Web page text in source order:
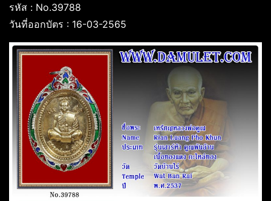
รหัส : No.39788
วันที่ออกบัตร : 16-03-2565